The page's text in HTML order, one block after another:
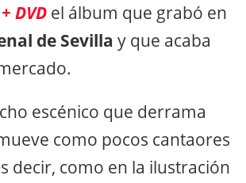
DVD el álbum que grabó en
de Sevilla y que acaba
escénico que derrama
como pocos cantaores
decir, como en la ilustración